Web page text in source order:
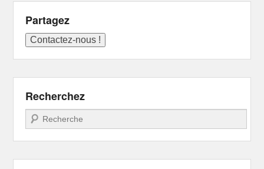
Partagez
Recherchez
Recherche